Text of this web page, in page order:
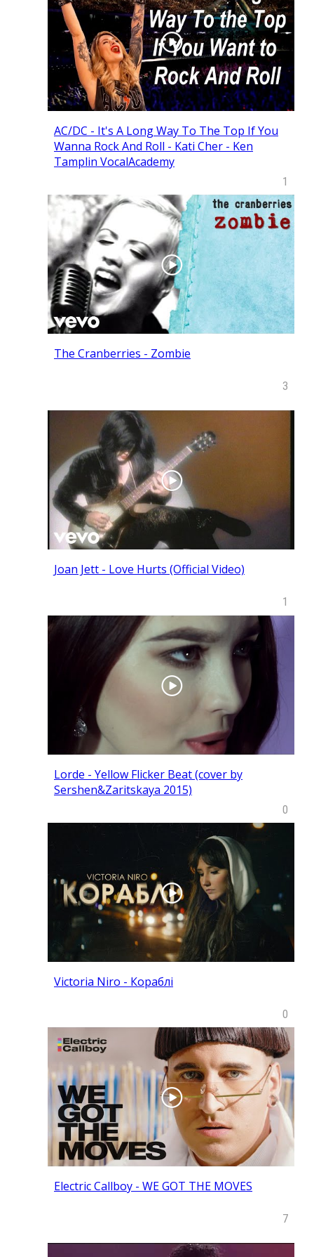
AC/DC - It's A Long Way To The Top If You
Wanna Rock And Roll - Kati Cher - Ken
Tamplin VocalAcademy
1
The Cranberries - Zombie
3
Joan Jett - Love Hurts (Official Video)
1
Lorde - Yellow Flicker Beat (cover by
Sershen&Zaritskaya 2015)
0
Victoria Niro - Кораблі
0
Electric Callboy - WE GOT THE MOVES
7